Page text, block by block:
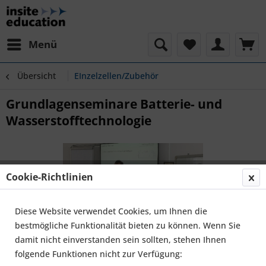
Menü
Übersicht EInzelzellen/Zubehör
Grundlagenseminare Batterie- und
Wasserstofftechnologie
Cookie-Richtlinien
Diese Website verwendet Cookies, um Ihnen die
bestmögliche Funktionalität bieten zu können. Wenn Sie
damit nicht einverstanden sein sollten, stehen Ihnen
folgende Funktionen nicht zur Verfügung: